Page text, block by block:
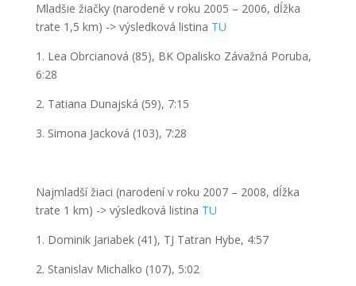
Mladšie žiačky (narodené v roku 2005 – 2006, dĺžka
trate 1,5 km) -> výsledková listina TU
1. Lea Obrcianová (85), BK Opalisko Závažná Poruba,
6:28
2. Tatiana Dunajská (59), 7:15
3. Simona Jacková (103), 7:28
Najmladší žiaci (narodení v roku 2007 – 2008, dĺžka
trate 1 km) -> výsledková listina TU
1. Dominik Jariabek (41), TJ Tatran Hybe, 4:57
2. Stanislav Michalko (107), 5:02